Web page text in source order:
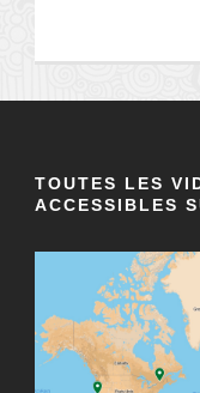
TOUTES LES
ACCESSIBLES